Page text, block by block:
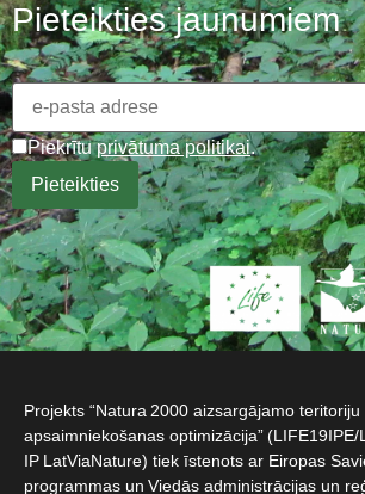
Pieteikties jaunumiem
Piekrītuprivātuma politikai.
Projekts “Natura 2000 aizsargājamo
apsaimniekošanas optimizācija” (LIFE19IPE/
IP LatViaNature) tiek īstenots ar Eiropas
programmas un Viedās administrācijas un